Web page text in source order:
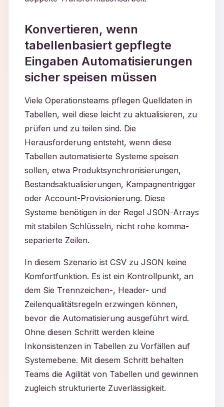
Konvertieren, wenn
tabellenbasiert gepflegte
Eingaben Automatisierungen
sicher speisen müssen
Viele Operationsteams pflegen Quelldaten in
Tabellen, weil diese leicht zu aktualisieren, zu
prüfen und zu teilen sind. Die
Herausforderung entsteht, wenn diese
Tabellen automatisierte Systeme speisen
sollen, etwa Produktsynchronisierungen,
Bestandsaktualisierungen, Kampagnentrigger
oder Account-Provisionierung. Diese
Systeme benötigen in der Regel JSON-Arrays
mit stabilen Schlüsseln, nicht rohe komma-
separierte Zeilen.
In diesem Szenario ist CSV zu JSON keine
Komfortfunktion. Es ist ein Kontrollpunkt, an
dem Sie Trennzeichen-, Header- und
Zeilenqualitätsregeln erzwingen können,
bevor die Automatisierung ausgeführt wird.
Ohne diesen Schritt werden kleine
Inkonsistenzen in Tabellen zu Vorfällen auf
Systemebene. Mit diesem Schritt behalten
Teams die Agilität von Tabellen und gewinnen
zugleich strukturierte Zuverlässigkeit.